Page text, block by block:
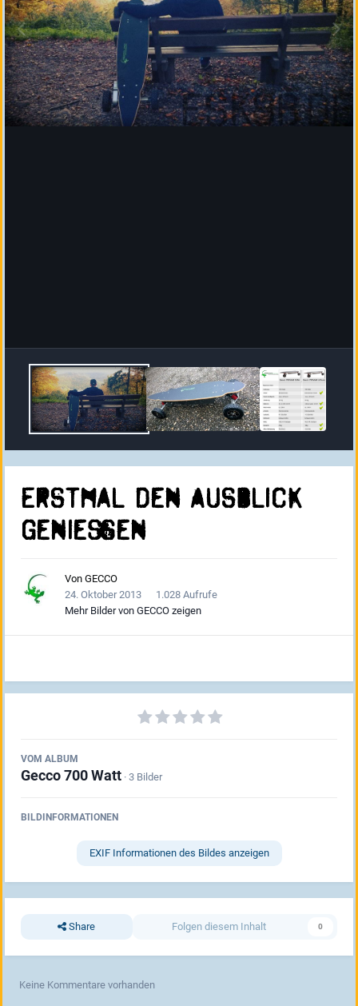
Erstmal den Ausblick
genießen
Von GECCO
24. Oktober 2013
1.028 Aufrufe
Mehr Bilder von GECCO zeigen
VOM ALBUM
Gecco 700 Watt · 3 Bilder
BILDINFORMATIONEN
EXIF Informationen des Bildes anzeigen
Share Folgen diesem Inhalt 0
Keine Kommentare vorhanden